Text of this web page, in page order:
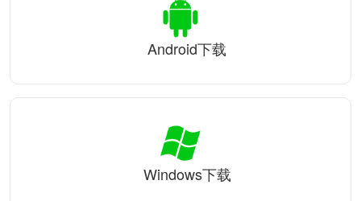
Android下载
Windows下载